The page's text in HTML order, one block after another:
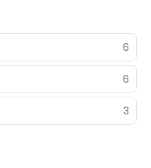
6
6
3